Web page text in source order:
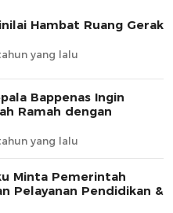
Hambat Ruang Gerak
yang lalu
Bappenas Ingin
Ramah dengan
yang lalu
Minta Pemerintah
Pelayanan Pendidikan &